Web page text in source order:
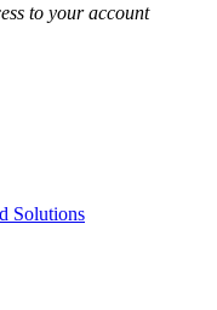
to your account
Solutions